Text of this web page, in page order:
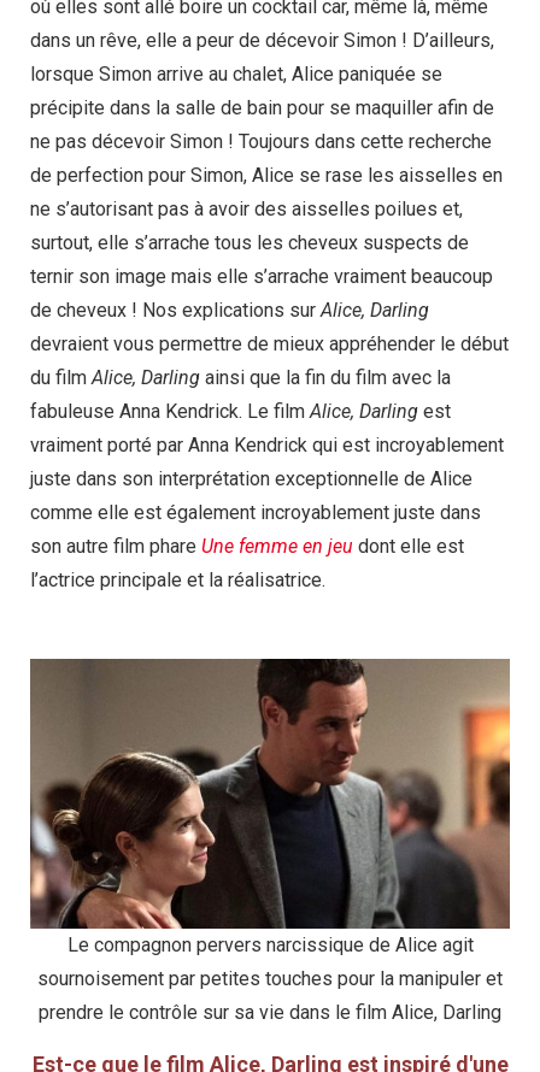
où elles sont allé boire un cocktail car, même là, même
dans un rêve, elle a peur de décevoir Simon ! D’ailleurs,
lorsque Simon arrive au chalet, Alice paniquée se
précipite dans la salle de bain pour se maquiller afin de
ne pas décevoir Simon ! Toujours dans cette recherche
de perfection pour Simon, Alice se rase les aisselles en
ne s’autorisant pas à avoir des aisselles poilues et,
surtout, elle s’arrache tous les cheveux suspects de
ternir son image mais elle s’arrache vraiment beaucoup
de cheveux ! Nos explications sur Alice, Darling
devraient vous permettre de mieux appréhender le début
du film Alice, Darling ainsi que la fin du film avec la
fabuleuse Anna Kendrick. Le film Alice, Darling est
vraiment porté par Anna Kendrick qui est incroyablement
juste dans son interprétation exceptionnelle de Alice
comme elle est également incroyablement juste dans
son autre film phare Une femme en jeu dont elle est
l’actrice principale et la réalisatrice.
Le compagnon pervers narcissique de Alice agit
sournoisement par petites touches pour la manipuler et
prendre le contrôle sur sa vie dans le film Alice, Darling
Est-ce que le film Alice, Darling est inspiré d'une